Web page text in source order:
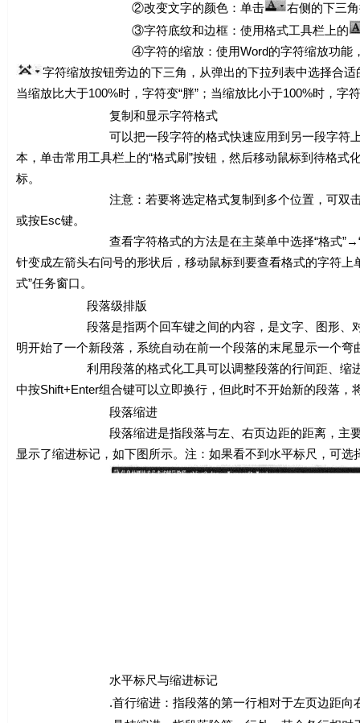
②改变文字的颜色：单击
右侧的下三
③字符底纹和边框：使用格式工具栏上的
④字符的缩放：使用Word的字符缩放功能，可使文字
字符缩放按钮旁边的下三角，从弹出的下拉列表中选择合
当缩放比大于100%时，字符变“胖”；当缩放比小于100%时，字符
复制和显示字符格式
可以把一段字符的格式快速应用到另一段字符上，这
本，单击常用工具栏上的“格式刷”按钮，然后移动鼠标到待格
标。
注意：若要将选定格式复制到多个位置，可双击
或按Esc键。
查看字符格式的方法是在主菜单中选择“格式”→“显示格
针变成左箭头右问号的形状后，移动鼠标到要查看格式的字符
式”任务窗口。
段落级排版
段落是指两个回车键之间的内容，是文字、图形、对象
明开始了一个新段落，系统自动在前一个段落的末尾显示一个弯
利用段落的格式化工具可以调整段落的行间距、缩进、
中按Shift+Enter组合键可以立即换行，但此时不开始新的段落，
段落缩进
段落缩进是指段落与左、右页边距的距离，主要包括首
显示了缩进标记，如下图所示。注：如果看不到水平标尺，可选
水平标尺与缩进标记
.首行缩进：指段落的第一行相对于左页边距向右缩